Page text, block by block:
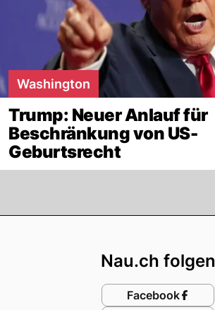
Washington
Trump: Neuer Anlauf für
Beschränkung von US-
Geburtsrecht
Nau.ch folgen
Facebook